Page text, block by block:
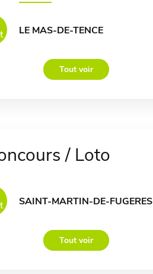
LE MAS-DE-TENCE
Tout voir
/ Loto
SAINT-MARTIN-DE-FUGERES
Tout voir